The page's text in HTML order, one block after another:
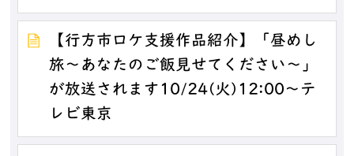
【行方市ロケ支援作品紹介】「昼めし
旅～あなたのご飯見せてください～」
が放送されます10/24(火)12:00～テ
レビ東京